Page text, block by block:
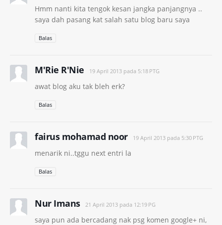
Hmm nanti kita tengok kesan jangka panjangnya ..
saya dah pasang kat salah satu blog baru saya
Balas
M'Rie R'Nie 19 April 2013 pada 5:18 PTG
awat blog aku tak bleh erk?
Balas
fairus mohamad noor 19 April 2013 pada 5:30 PTG
menarik ni..tggu next entri la
Balas
Nur Imans 21 April 2013 pada 12:19 PG
saya pun ada bercadang nak psg komen google+ ni,